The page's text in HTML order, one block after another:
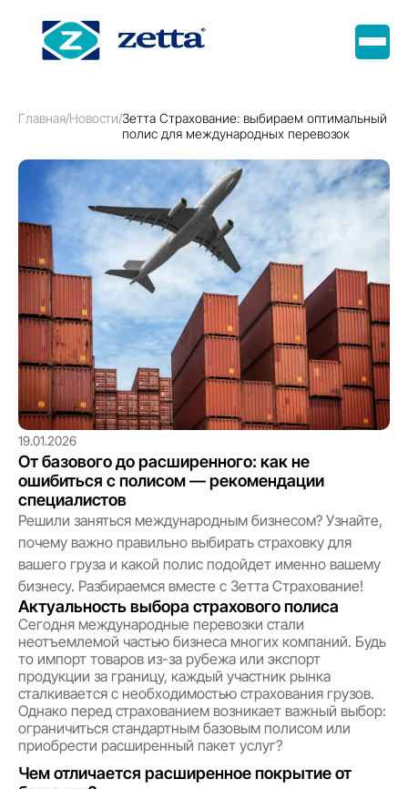
Главная/Новости/Зетта Страхование: выбираем оптимальный
полис для международных перевозок
19.01.2026
От базового до расширенного: как не
ошибиться с полисом — рекомендации
специалистов
Решили заняться международным бизнесом? Узнайте,
почему важно правильно выбирать страховку для
вашего груза и какой полис подойдет именно вашему
бизнесу. Разбираемся вместе с Зетта Страхование!
Актуальность выбора страхового полиса
Сегодня международные перевозки стали
неотъемлемой частью бизнеса многих компаний. Будь
то импорт товаров из-за рубежа или экспорт
продукции за границу, каждый участник рынка
сталкивается с необходимостью страхования грузов.
Однако перед страхованием возникает важный выбор:
ограничиться стандартным базовым полисом или
приобрести расширенный пакет услуг?
Чем отличается расширенное покрытие от